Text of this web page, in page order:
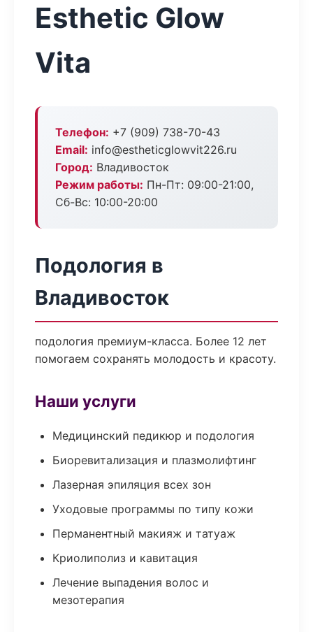
Esthetic Glow
Vita
Телефон: +7 (909) 738-70-43
Email: info@estheticglowvit226.ru
Город: Владивосток
Режим работы: Пн-Пт: 09:00-21:00,
Сб-Вс: 10:00-20:00
Подология в
Владивосток
подология премиум-класса. Более 12 лет
помогаем сохранять молодость и красоту.
Наши услуги
Медицинский педикюр и подология
Биоревитализация и плазмолифтинг
Лазерная эпиляция всех зон
Уходовые программы по типу кожи
Перманентный макияж и татуаж
Криолиполиз и кавитация
Лечение выпадения волос и
мезотерапия